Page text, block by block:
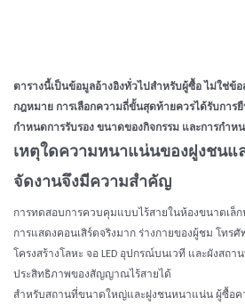
ตารางนี้เป็นข้อมูลอ้างอิงทั่วไปสำหรับผู้ซื้อ ไม่ใช่ข้
กฎหมาย การเลือกความถี่ขั้นสุดท้ายควรได้รับการ
กำหนดการรับรอง ขนาดของกิจกรรม และการกำ
เหตุใดความหนาแน่นของฝูงชนแ
จัดงานจึงมีความสำคัญ
การทดสอบการควบคุมแบบไร้สายในห้องขนาดเล็
การแสดงคอนเสิร์ตจริงมาก ร่างกายของผู้ชม โทร
โครงสร้างโลหะ จอ LED อุปกรณ์บนเวที และผังสถ
ประสิทธิภาพของสัญญาณไร้สายได้
สำหรับสถานที่ขนาดใหญ่และฝูงชนหนาแน่น ผู้ซื้อค